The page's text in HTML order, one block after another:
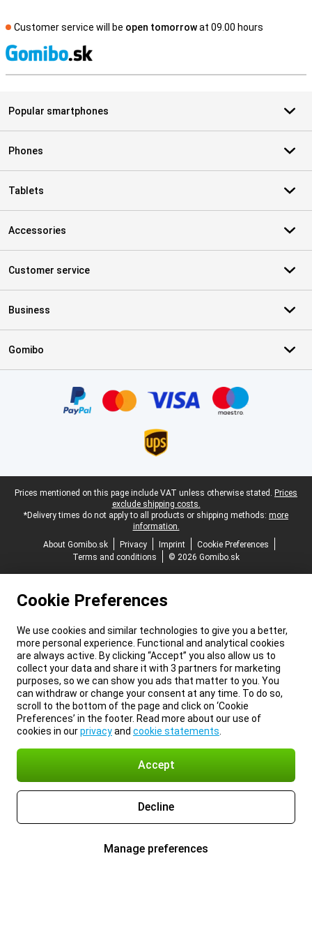
Customer service will be open tomorrowat 09.00 hours
Popular smartphones
Phones
Tablets
Accessories
Customer service
Business
Gomibo
Legal footer
Prices mentioned on this page include VAT unless otherwise stated. Prices
exclude shipping costs.
*Delivery times do not apply to all products or shipping methods: more
information.
About Gomibo.sk
Privacy Imprint
Cookie Preferences
Terms and conditions
© 2026 Gomibo.sk
Cookie Preferences
We use cookies and similar technologies to give you a better,
more personal experience. Functional and analytical cookies
are always active. By clicking “Accept” you also allow us to
collect your data and share it with 3 partners for marketing
purposes, so we can show you ads that matter to you. You
can withdraw or change your consent at any time. To do so,
scroll to the bottom of the page and click on ‘Cookie
Preferences’ in the footer. Read more about our use of
cookies in ourprivacyand cookie statements
Accept
Decline
Manage preferences